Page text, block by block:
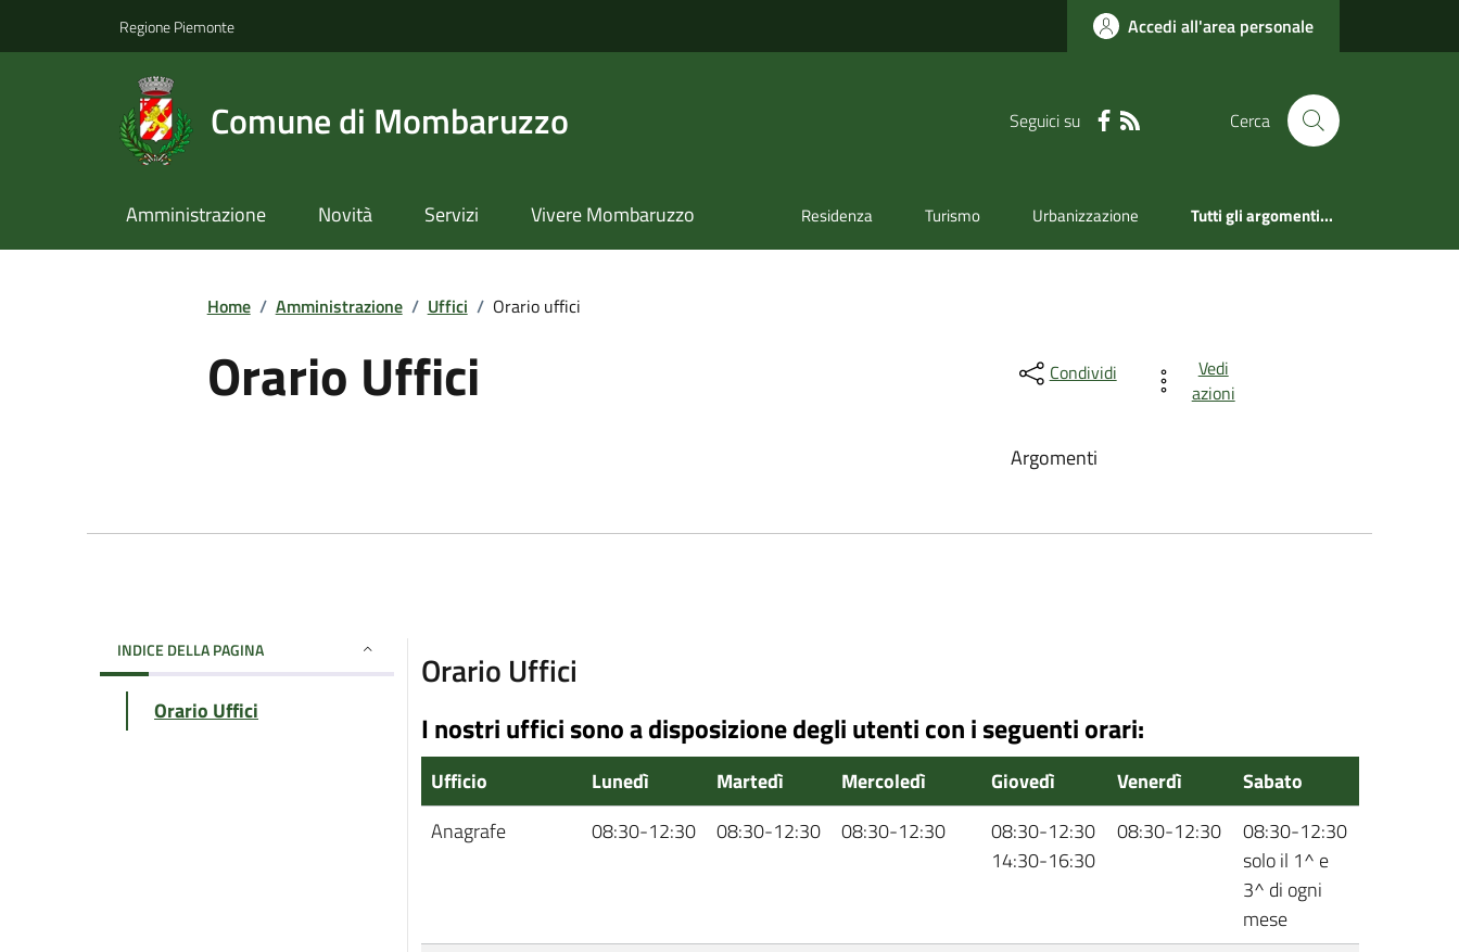
Regione Piemonte Accedi all'area personale
Comune di Mombaruzzo Seguici su Cerca
Amministrazione Novità Servizi Vivere Mombaruzzo Residenza Turismo Urbanizzazione Tutti gli argomenti...
Home / Amministrazione / Uffici / Orario uffici
Orario Uffici Condividi
Vedi
azioni
Argomenti
INDICE DELLA PAGINA
Orario Uffici
Orario Uffici
I nostri uffici sono a disposizione degli utenti con i seguenti orari:
Ufficio Lunedì Martedì Mercoledì Giovedì Venerdì
Sabato
Anagrafe
08:30-12:30 08:30-12:30 08:30-12:30
08:30-12:30
14:30-16:30
08:30-12:30
08:30-12:30
solo il 1^ e
3^ di ogni
mese